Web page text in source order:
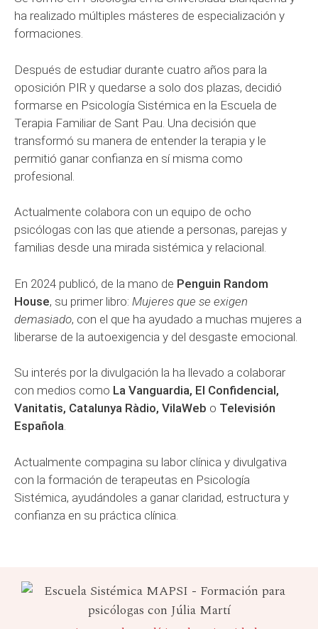
ha realizado múltiples másteres de especialización y
formaciones.
Después de estudiar durante cuatro años para la
oposición PIR y quedarse a solo dos plazas, decidió
formarse en Psicología Sistémica en la Escuela de
Terapia Familiar de Sant Pau. Una decisión que
transformó su manera de entender la terapia y le
permitió ganar confianza en sí misma como
profesional.
Actualmente colabora con un equipo de ocho
psicólogas con las que atiende a personas, parejas y
familias desde una mirada sistémica y relacional.
En 2024 publicó, de la mano de Penguin Random
House, su primer libro: Mujeres que se exigen
demasiado, con el que ha ayudado a muchas mujeres a
liberarse de la autoexigencia y del desgaste emocional.
Su interés por la divulgación la ha llevado a colaborar
con medios como La Vanguardia, El Confidencial,
Vanitatis, Catalunya Ràdio, VilaWeb o Televisión
Española.
Actualmente compagina su labor clínica y divulgativa
con la formación de terapeutas en Psicología
Sistémica, ayudándoles a ganar claridad, estructura y
confianza en su práctica clínica.